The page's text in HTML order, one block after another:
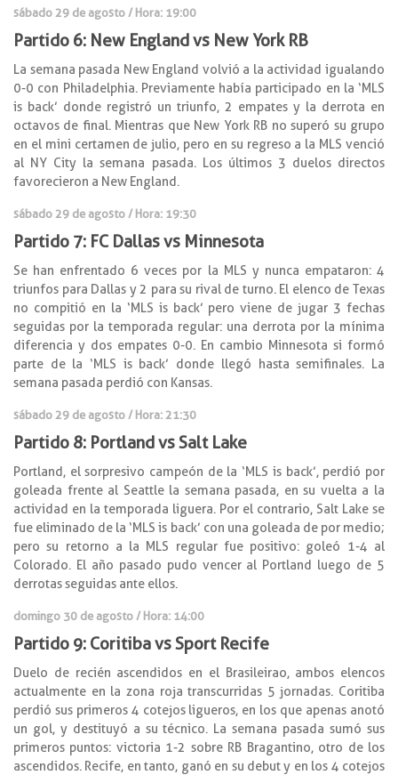
sábado 29 de agosto / Hora: 19:00
Partido 6: New England vs New York RB
La semana pasada New England volvió a la actividad igualando
0-0 con Philadelphia. Previamente había participado en la ‘MLS
is back’ donde registró un triunfo, 2 empates y la derrota en
octavos de final. Mientras que New York RB no superó su grupo
en el mini certamen de julio, pero en su regreso a la MLS venció
al NY City la semana pasada. Los últimos 3 duelos directos
favorecieron a New England.
sábado 29 de agosto / Hora: 19:30
Partido 7: FC Dallas vs Minnesota
Se han enfrentado 6 veces por la MLS y nunca empataron: 4
triunfos para Dallas y 2 para su rival de turno. El elenco de Texas
no compitió en la ‘MLS is back’ pero viene de jugar 3 fechas
seguidas por la temporada regular: una derrota por la mínima
diferencia y dos empates 0-0. En cambio Minnesota si formó
parte de la ‘MLS is back’ donde llegó hasta semifinales. La
semana pasada perdió con Kansas.
sábado 29 de agosto / Hora: 21:30
Partido 8: Portland vs Salt Lake
Portland, el sorpresivo campeón de la ‘MLS is back’, perdió por
goleada frente al Seattle la semana pasada, en su vuelta a la
actividad en la temporada liguera. Por el contrario, Salt Lake se
fue eliminado de la ‘MLS is back’ con una goleada de por medio;
pero su retorno a la MLS regular fue positivo: goleó 1-4 al
Colorado. El año pasado pudo vencer al Portland luego de 5
derrotas seguidas ante ellos.
domingo 30 de agosto / Hora: 14:00
Partido 9: Coritiba vs Sport Recife
Duelo de recién ascendidos en el Brasileirao, ambos elencos
actualmente en la zona roja transcurridas 5 jornadas. Coritiba
perdió sus primeros 4 cotejos ligueros, en los que apenas anotó
un gol, y destituyó a su técnico. La semana pasada sumó sus
primeros puntos: victoria 1-2 sobre RB Bragantino, otro de los
ascendidos. Recife, en tanto, ganó en su debut y en los 4 cotejos